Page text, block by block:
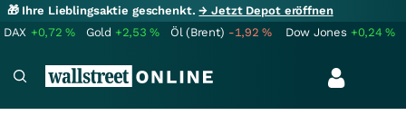
🎁 Ihre Lieblingsaktie geschenkt.→ Jetzt Depot eröffnen
DAX +0,72% Gold +2,53% Öl (Brent) -1,92% Dow Jones +0,24%